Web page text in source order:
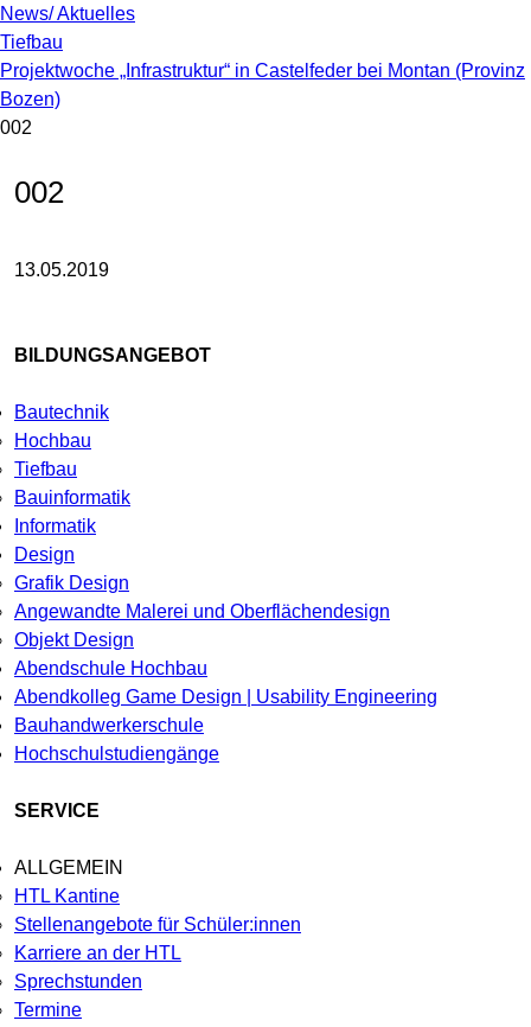
News/ Aktuelles
Tiefbau
Projektwoche „Infrastruktur“ in Castelfeder bei Montan (Provinz
Bozen)
002
002
13.05.2019
BILDUNGSANGEBOT
Bautechnik
Hochbau
Tiefbau
Bauinformatik
Informatik
Design
Grafik Design
Angewandte Malerei und Oberflächendesign
Objekt Design
Abendschule Hochbau
Abendkolleg Game Design | Usability Engineering
Bauhandwerkerschule
Hochschulstudiengänge
SERVICE
ALLGEMEIN
HTL Kantine
Stellenangebote für Schüler:innen
Karriere an der HTL
Sprechstunden
Termine